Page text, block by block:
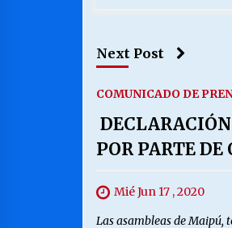
Next Post
COMUNICADO DE
POR PARTE
Mié Jun 17 , 2020
Las asambleas de Maipú,